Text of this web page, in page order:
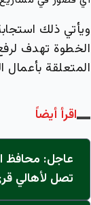
ويأتي ذلك
الخطوة تهدف
المتعلقة بأعمال
اقرأ أيضاً
عاجل: محافظ
تصل لأهالي